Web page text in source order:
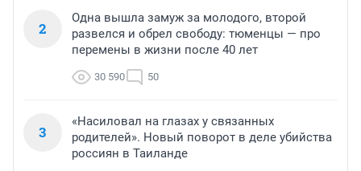
2
Одна вышла замуж за молодого, второй
развелся и обрел свободу: тюменцы — про
перемены в жизни после 40 лет
30 590 50
3
«Насиловал на глазах у связанных
родителей». Новый поворот в деле убийства
россиян в Таиланде